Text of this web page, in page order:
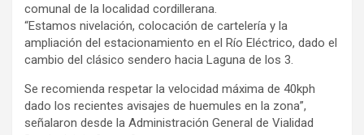
comunal de la localidad cordillerana.
“Estamos nivelación, colocación de cartelería y la
ampliación del estacionamiento en el Río Eléctrico, dado el
cambio del clásico sendero hacia Laguna de los 3.
Se recomienda respetar la velocidad máxima de 40kph
dado los recientes avisajes de huemules en la zona”,
señalaron desde la Administración General de Vialidad